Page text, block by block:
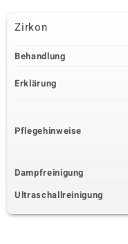
Zirkon
Behandlung
Erklärung
Pflegehinweise
Dampfreinigung
Ultraschallreinigung